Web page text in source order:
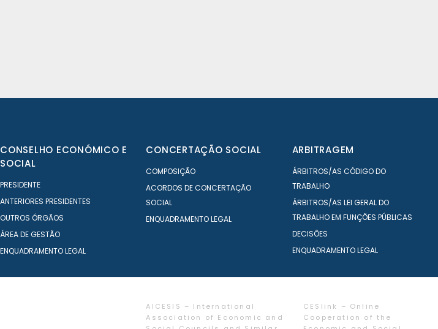
CONSELHO ECONÓMICO E
SOCIAL
PRESIDENTE
ANTERIORES PRESIDENTES
OUTROS ÓRGÃOS
ÁREA DE GESTÃO
ENQUADRAMENTO LEGAL
CONCERTAÇÃO SOCIAL
COMPOSIÇÃO
ACORDOS DE CONCERTAÇÃO
SOCIAL
ENQUADRAMENTO LEGAL
ARBITRAGEM
ÁRBITROS/AS CÓDIGO DO
TRABALHO
ÁRBITROS/AS LEI GERAL DO
TRABALHO EM FUNÇÕES PÚBLICAS
DECISÕES
ENQUADRAMENTO LEGAL
AICESIS – International
Association of Economic and
CESlink – Online
Cooperation of the